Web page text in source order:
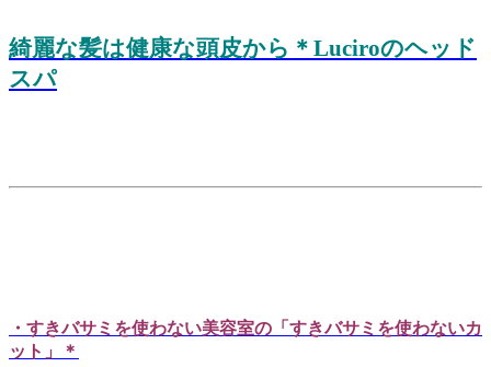
綺麗な髪は健康な頭皮から＊Luciroのヘッド
スパ
・すきバサミを使わない美容室の「すきバサミを使わないカ
ット」＊